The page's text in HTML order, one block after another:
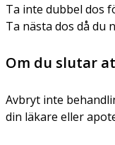
Ta inte dubbel dos
Ta nästa dos då du
Om du slutar
Avbryt inte
din läkare eller